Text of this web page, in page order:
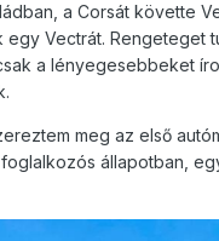
a Corsát követte
Vectrát.
a lényegesebbeket
meg az első
állapotban,